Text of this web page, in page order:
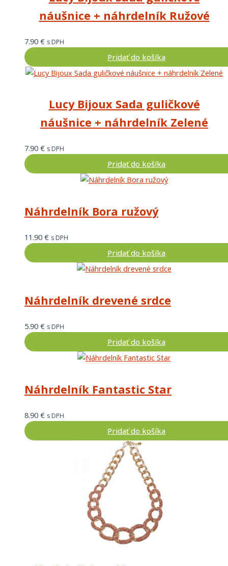
náušnice + náhrdelník Ružové
7.90 € s DPH
Pridať do košíka
Lucy Bijoux Sada guličkové
náušnice + náhrdelník Zelené
7.90 € s DPH
Pridať do košíka
Náhrdelník Bora ružový
11.90 € s DPH
Pridať do košíka
Náhrdelník drevené srdce
5.90 € s DPH
Pridať do košíka
Náhrdelník Fantastic Star
8.90 € s DPH
Pridať do košíka